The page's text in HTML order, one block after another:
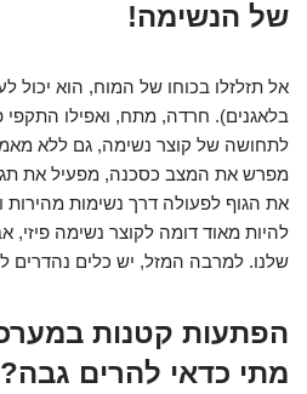
של הנשימה!
אל תזלזלו בכוחו של המוח, הוא יכול
בלאגנים). חרדה, מתח, ואפילו התקפי
לתחושה של קוצר נשימה, גם ללא
מפרש את המצב כסכנה, מפעיל את
את הגוף לפעולה דרך נשימות מהירות
להיות מאוד דומה לקוצר נשימה
שלנו. למרבה המזל, יש כלים נהדרים
הפתעות קטנות
מתי כדאי להרים גבה?